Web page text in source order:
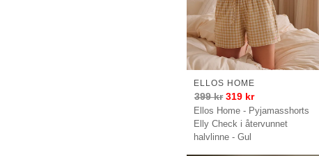
Ellos Home - Pyjamasshorts
Elly Check i återvunnet
halvlinne - Gul
ELLOS HOME
399kr 319 kr